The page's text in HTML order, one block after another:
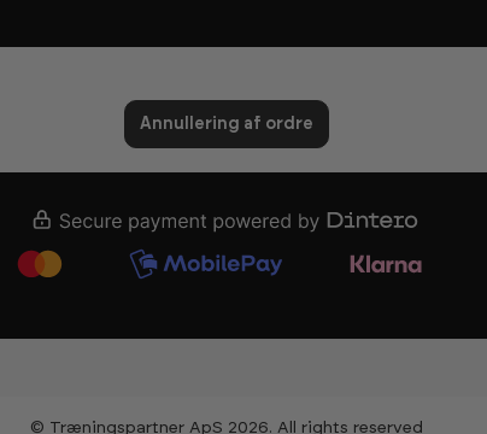
Annullering af ordre
© Træningspartner ApS 2026. All rights reserved